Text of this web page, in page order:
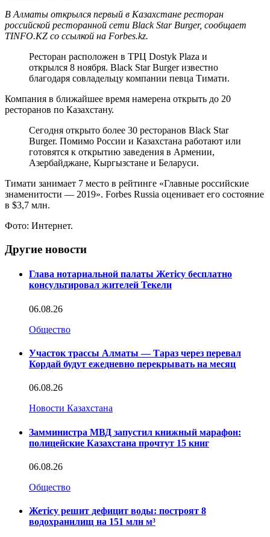
В Алматы открылся первый в Казахстане ресторан
российской ресторанной сети Black Star Burger, сообщает
TINFO.KZ со ссылкой на Forbes.kz.
Ресторан расположен в ТРЦ Dostyk Plaza и
открылся 8 ноября. Black Star Burger известно
благодаря совладельцу компании певца Тимати.
Компания в ближайшее время намерена открыть до 20
ресторанов по Казахстану.
Сегодня открыто более 30 ресторанов Black Star
Burger. Помимо России и Казахстана работают или
готовятся к открытию заведения в Армении,
Азербайджане, Кыргызстане и Беларуси.
Тимати занимает 7 место в рейтинге «Главные российские
знаменитости — 2019». Forbes Russia оценивает его состояние
в $3,7 млн.
Фото: Интернет.
Другие новости
Глава нотариальной палаты Жетісу бесплатно
консультировал жителей Текели
06.08.26
Общество
Участок трассы Алматы — Тараз через перевал
Кордай будут ежедневно перекрывать на месяц
06.08.26
Новости Казахстана
Замминистра МВД запустил книжный марафон:
полицейские Казахстана прочтут 15 книг
06.08.26
Общество
Жетісу решит дефицит воды: построят 8
водохранилищ на 151 млн м³